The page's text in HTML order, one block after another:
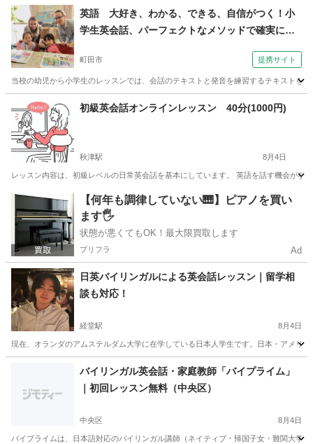
東京 中野区 英語 無料
英語 大好き、わかる、できる、自信がつく！小
学生英会話、パーフェクトなメソッドで確実に上
町田市 提携サイト
当校の幼児から小学生のレッスンでは、会話のテキストと発音を練習するテキストを
東京 町田市 英会話
初級英会話オンラインレッスン 40分(1000円)
秋津駅 8月4日
レッスン内容は、初級レベルの日常英会話を基本にしています。 英語を話す機会が
東京 東村山市 秋津駅 英会話 オンライン
【何年も調律していない🎹】ピアノを買い
ます🖐️
状態が悪くてもOK！最大限買取します
プリフラ Ad
日英バイリンガルによる英会話レッスン｜留学相
談も対応！
経堂駅 8月4日
現在、オランダのアムステルダム大学に在学している日本人学生です。日本・アメリ
経堂駅 英会話 バイリンガル
バイリンガル英会話・家庭教師「バイプライム」
｜初回レッスン無料（中央区）
中央区 8月4日
バイプライムは、日本語対応のバイリンガル講師（ネイティブ・帰国子女・難関大学